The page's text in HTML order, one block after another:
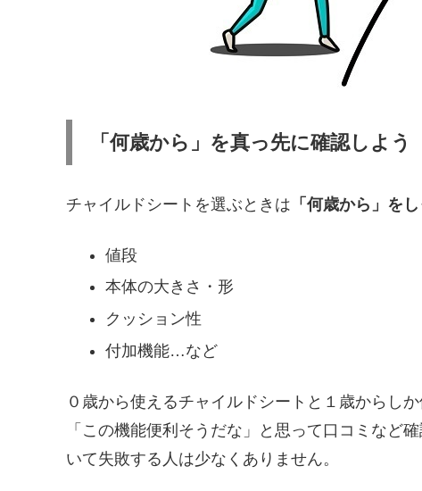
「何歳から」を真っ先に確認しよう
チャイルドシートを選ぶときは 「何歳から」を
値段
本体の大きさ・形
クッション性
付加機能…など
０歳から使えるチャイルドシートと１歳からし
「この機能便利そうだな」と思って口コミな
いて失敗する人は少なくありません。